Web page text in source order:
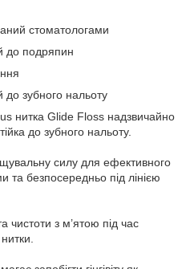
стоматологами
до подряпин
до зубного нальоту
нитка Glide Floss надзвичайно
до зубного нальоту.
силу для ефективного
та безпосередньо під лінією
чистоти з м’ятою під час